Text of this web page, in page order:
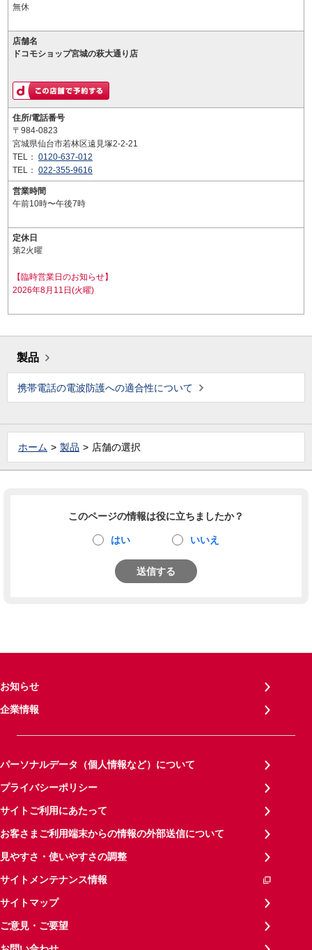
無休
店舗名
ドコモショップ宮城の萩大通り店
住所/電話番号
〒984-0823
宮城県仙台市若林区遠見塚2-2-21
TEL： 0120-637-012
TEL： 022-355-9616
営業時間
午前10時〜午後7時
定休日
第2火曜
【臨時営業日のお知らせ】
2026年8月11日(火曜)
製品
携帯電話の電波防護への適合性について
ホーム 製品 店舗の選択
このページの情報は役に立ちましたか？
はい いいえ
送信する
お知らせ
企業情報
パーソナルデータ（個人情報など）について
プライバシーポリシー
サイトご利用にあたって
お客さまご利用端末からの情報の外部送信について
見やすさ・使いやすさの調整
サイトメンテナンス情報
サイトマップ
ご意見・ご要望